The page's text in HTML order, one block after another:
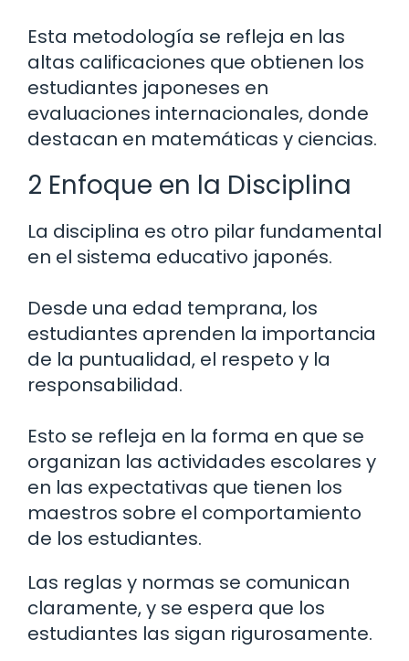
Esta metodología se refleja en las
altas calificaciones que obtienen los
estudiantes japoneses en
evaluaciones internacionales, donde
destacan en matemáticas y ciencias.
2 Enfoque en la Disciplina
La disciplina es otro pilar fundamental
en el sistema educativo japonés.
Desde una edad temprana, los
estudiantes aprenden la importancia
de la puntualidad, el respeto y la
responsabilidad.
Esto se refleja en la forma en que se
organizan las actividades escolares y
en las expectativas que tienen los
maestros sobre el comportamiento
de los estudiantes.
Las reglas y normas se comunican
claramente, y se espera que los
estudiantes las sigan rigurosamente.